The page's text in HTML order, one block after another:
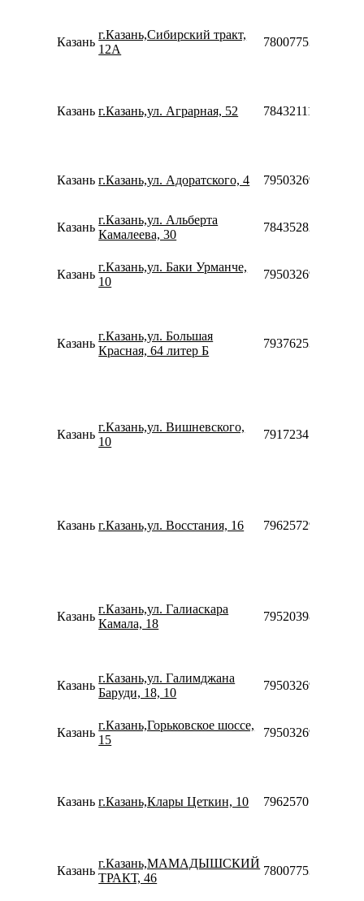
Казань
г.Казань,Сибирский тракт,
12А
78007753553
Казань г.Казань,ул. Аграрная, 52 78432111920
Казань г.Казань,ул. Адоратского, 4 79503269970
Казань
г.Казань,ул. Альберта
Камалеева, 30
78435282502
Казань
г.Казань,ул. Баки Урманче,
10
79503269970
Казань
г.Казань,ул. Большая
Красная, 64 литер Б
79376253344
Казань
г.Казань,ул. Вишневского,
10
79172341647
Казань г.Казань,ул. Восстания, 16 79625729131
Казань
г.Казань,ул. Галиаскара
Камала, 18
79520398060
Казань
г.Казань,ул. Галимджана
Баруди, 18, 10
79503269970
Казань
г.Казань,Горьковское шоссе,
15
79503269970
Казань г.Казань,Клары Цеткин, 10 79625707552
Казань
г.Казань,МАМАДЫШСКИЙ
ТРАКТ, 46
78007753553